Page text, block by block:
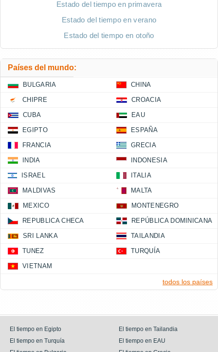
Estado del tiempo en primavera
Estado del tiempo en verano
Estado del tiempo en otoño
Países del mundo:
BULGARIA CHINA
CHIPRE CROACIA
CUBA EAU
EGIPTO ESPAÑA
FRANCIA GRECIA
INDIA INDONESIA
ISRAEL ITALIA
MALDIVAS MALTA
MEXICO MONTENEGRO
REPUBLICA CHECA REPÚBLICA DOMINICANA
SRI LANKA TAILANDIA
TUNEZ TURQUÍA
VIETNAM
todos los países
El tiempo en Egipto
El tiempo en Tailandia
El tiempo en Turquía
El tiempo en EAU